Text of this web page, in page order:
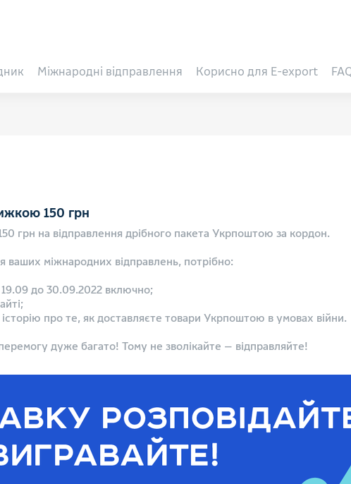
Міжнародні відправлення Корисно для E-export
150 грн
грн на відправлення дрібного пакета Укрпоштою за кордон.
міжнародних відправлень, потрібно:
19.09 до 30.09.2022 включно;
про те, як доставляєте товари Укрпоштою в умовах війни.
дуже багато! Тому не зволікайте — відправляйте!